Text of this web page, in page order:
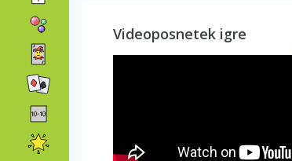
Videoposnetek igre